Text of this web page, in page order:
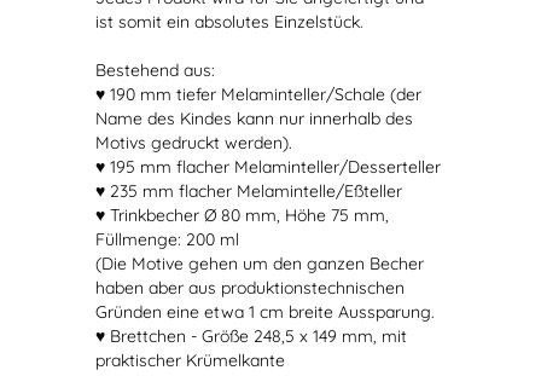
ist somit ein absolutes Einzelstück.
Bestehend aus:
♥ 190 mm tiefer Melaminteller/Schale (der
Name des Kindes kann nur innerhalb des
Motivs gedruckt werden).
♥ 195 mm flacher Melaminteller/Desserteller
♥ 235 mm flacher Melamintelle/Eßteller
♥ Trinkbecher Ø 80 mm, Höhe 75 mm,
Füllmenge: 200 ml
(Die Motive gehen um den ganzen Becher
haben aber aus produktionstechnischen
Gründen eine etwa 1 cm breite Aussparung.
♥ Brettchen - Größe 248,5 x 149 mm, mit
praktischer Krümelkante